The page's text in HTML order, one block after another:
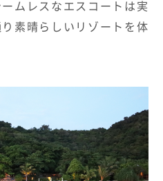
ムレスなエスコートは実
素晴らしいリゾートを体